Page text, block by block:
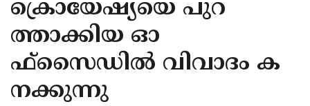
ക്രൊയേഷ്യയെ പുറ
ത്താക്കിയ ഓ
ഫ്‌സൈഡില്‍ വിവാദം ക
നക്കുന്നു